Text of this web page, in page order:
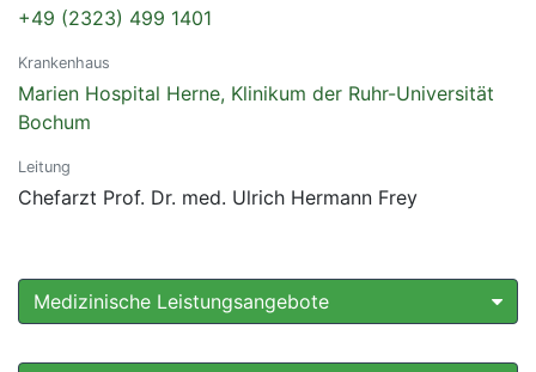
+49 (2323) 499 1401
Krankenhaus
Marien Hospital Herne, Klinikum der Ruhr-Universität
Bochum
Leitung
Chefarzt Prof. Dr. med. Ulrich Hermann Frey
Medizinische Leistungsangebote